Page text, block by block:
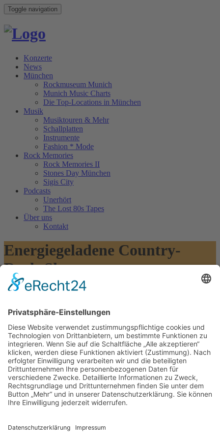
Toggle navigation
Konzerte
News
München
Rockmuseum Munich
Munich Music Charts
Die Top-Locations in München
Musik
Musiktouren & Mehr
Schallplatten
Instrumente
Fashion * Mode
Rock Memories
Rock Memories II
Stones Day München
Sigis City
Podcasts
Unerhört
The Lost 80s Tapes
Über uns
Kontakt
Energiegeladene Country-
Rock-Show
The Wild Ride
The Wild Ride
19 September, 2026(20.30 - 24 Uhr)
Rattlesnake Saloon
Die Band The Wild Ride, zweimaliger Gewinner der European
Country Music Awards (2019 und 2022), liefert eine
energiegeladene Country-Rock-Show. Moderner rockiger
Countrysound am Faschingswochenende auf der Bühne des